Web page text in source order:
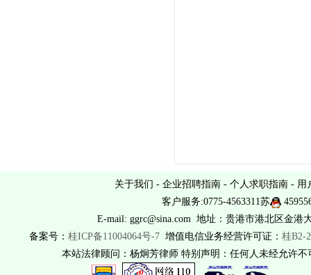
关于我们 - 企业招聘指南 - 个人求职指南 - 用
客户服务:0775-4563311苏
E-mail: ggrc@sina.com 地址：贵港市港北区金港
备案号： 桂ICP备11004064号-7增值电信业务经营许可证： 桂B2-
本站法律顾问：杨炯芳律师 特别声明：任何人未经允许